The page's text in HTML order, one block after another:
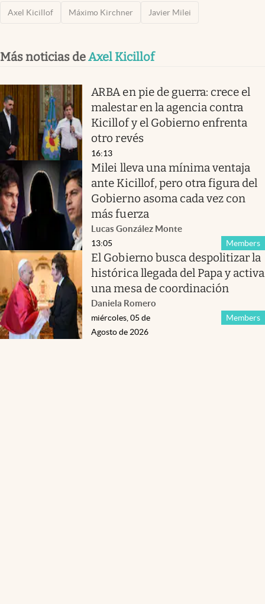
Axel Kicillof Máximo Kirchner Javier Milei
Más noticias deAxel Kicillof
ARBA en pie de guerra: crece el
malestar en la agencia contra
Kicillof y el Gobierno enfrenta
otro revés
16:13
Milei lleva una mínima ventaja
ante Kicillof, pero otra figura del
Gobierno asoma cada vez con
más fuerza
Lucas González Monte
Members
13:05
El Gobierno busca despolitizar la
histórica llegada del Papa y activa
una mesa de coordinación
Daniela Romero
Members
miércoles, 05 de
Agosto de 2026